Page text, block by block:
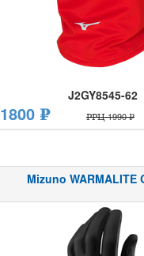
J2GY8545-62
1800 ₽ РРЦ 1990 ₽
Mizuno WARMALITE